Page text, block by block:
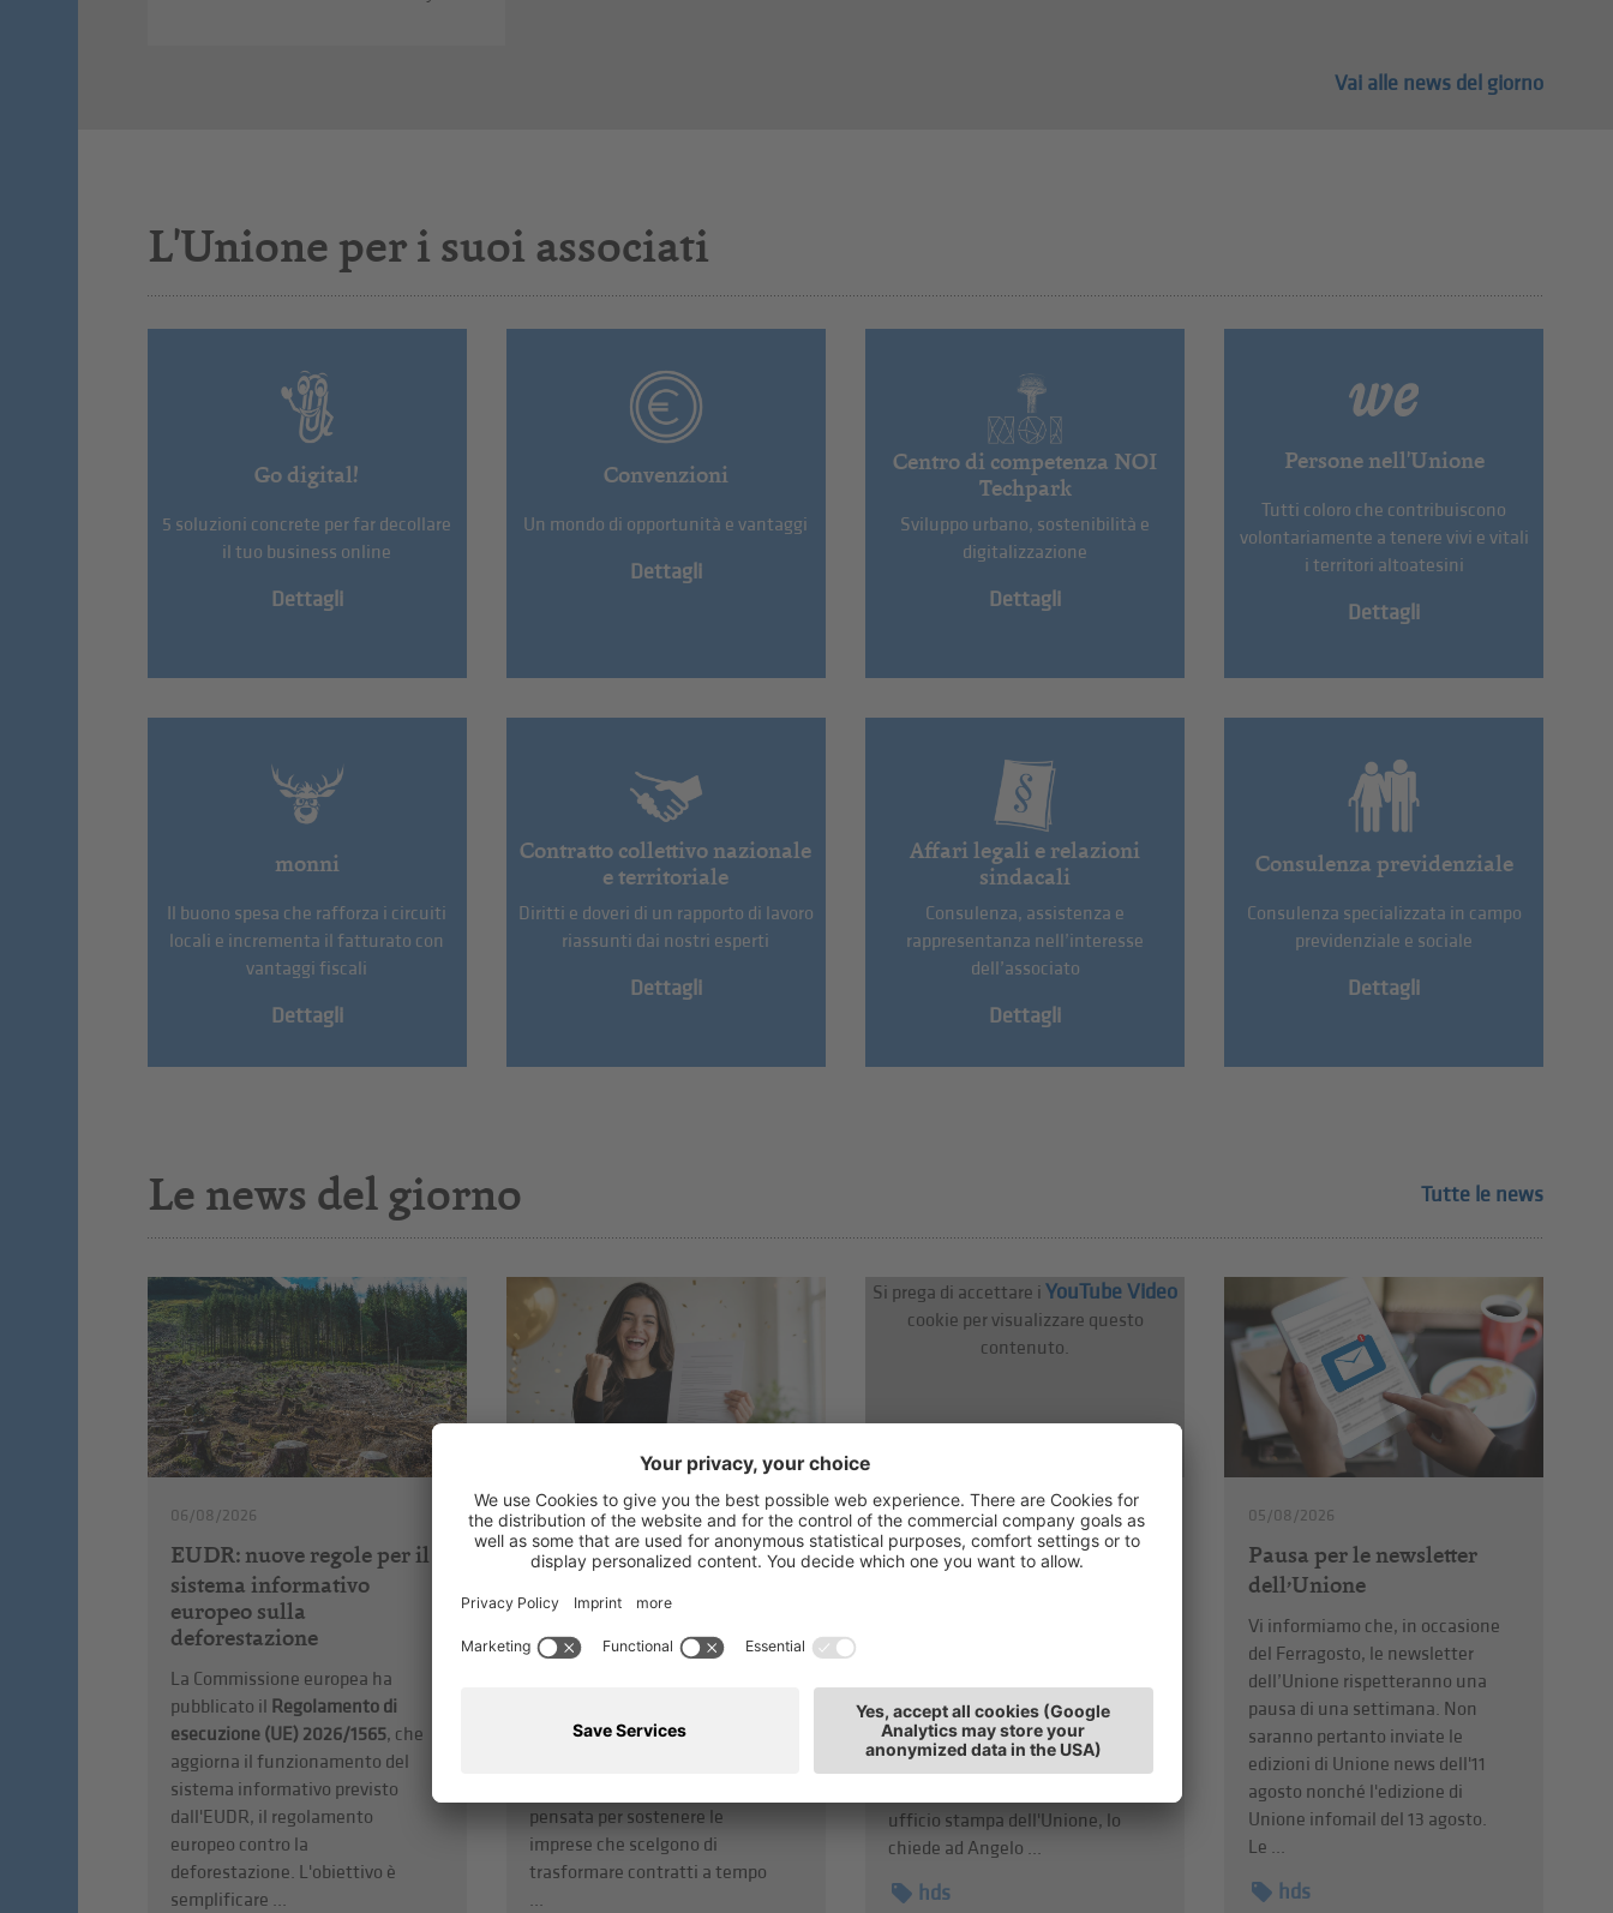
Vai alle news del giorno
L'Unione per i suoi associati
Go digital!
5 soluzioni concrete per far decollare
il tuo business online
Dettagli
Convenzioni
Un mondo di opportunità e vantaggi
Dettagli
Centro di competenza NOI
Techpark
Sviluppo urbano, sostenibilità e
digitalizzazione
Dettagli
Persone nell'Unione
Tutti coloro che contribuiscono
volontariamente a tenere vivi e vitali
i territori altoatesini
Dettagli
monni
Il buono spesa che rafforza i circuiti
locali e incrementa il fatturato con
vantaggi fiscali
Dettagli
Contratto collettivo nazionale
e territoriale
Diritti e doveri di un rapporto di lavoro
riassunti dai nostri esperti
Dettagli
Affari legali e relazioni
sindacali
Consulenza, assistenza e
rappresentanza nell’interesse
dell’associato
Dettagli
Consulenza previdenziale
Consulenza specializzata in campo
previdenziale e sociale
Dettagli
Le news del giorno Tutte le news
06/08/2026
EUDR: nuove regole per il
sistema informativo
europeo sulla
deforestazione
La Commissione europea ha
pubblicato il Regolamento di
esecuzione (UE) 2026/1565, che
aggiorna il funzionamento del
sistema informativo previsto
dall'EUDR, il regolamento
europeo contro la
deforestazione. L'obiettivo è
semplificare ...
06/08/2026
Nuovo incentivo per la
contratti a tempo
indeterminato
stabilizzazione dei rapporti di
pensata per sostenere le
imprese che scelgono di
trasformare contratti a tempo
...
Si prega di accettare iYouTube Video
cookie per visualizzare questo
contenuto.
06/08/2026
L'Unione incontra Angelo
e cosa fare per mantenere i
nostri centri urbani attrattivi e
sicuri allo stesso tempo?
ufficio stampa dell'Unione, lo
chiede ad Angelo ...
hds
05/08/2026
Pausa per le newsletter
dell’Unione
Vi informiamo che, in occasione
del Ferragosto, le newsletter
dell’Unione rispetteranno una
pausa di una settimana. Non
saranno pertanto inviate le
edizioni di Unione news dell'11
agosto nonché l'edizione di
Unione infomail del 13 agosto.
Le ...
hds